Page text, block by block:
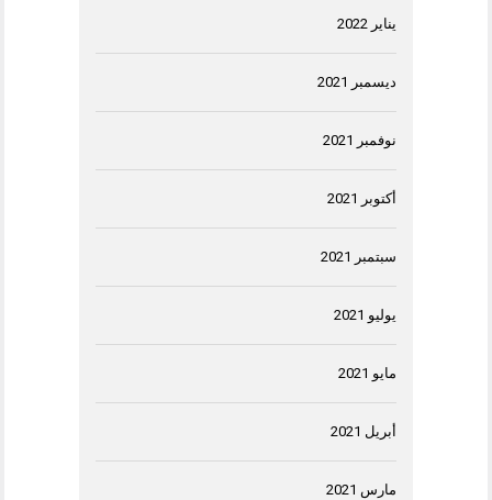
يناير 2022
ديسمبر 2021
نوفمبر 2021
أكتوبر 2021
سبتمبر 2021
يوليو 2021
مايو 2021
أبريل 2021
مارس 2021